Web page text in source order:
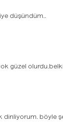
düşündüm..
güzel
böyle